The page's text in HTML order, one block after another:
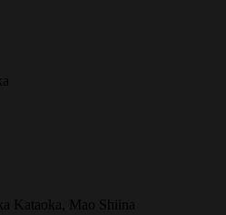
Kataoka, Mao Shiina